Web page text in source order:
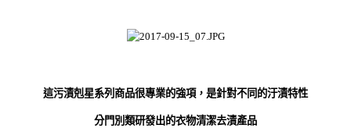
這污漬剋星系列商品很專業的強項，是針對不同的汙漬特性
分門別類研發出的衣物清潔去漬產品